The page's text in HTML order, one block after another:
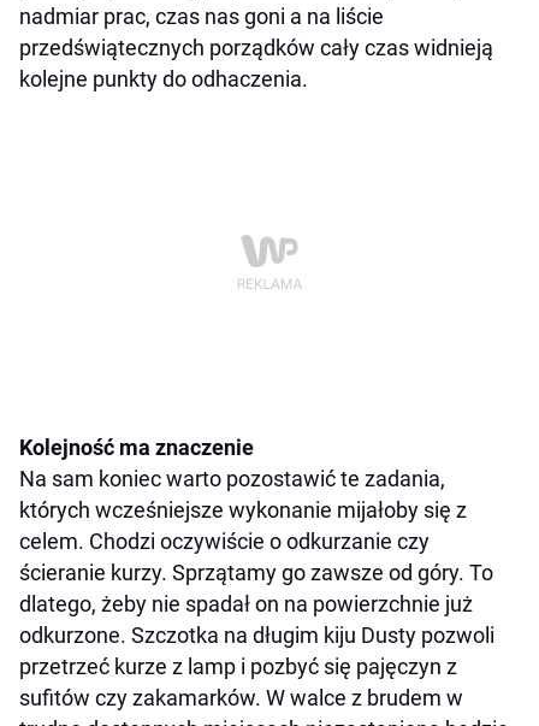
nadmiar prac, czas nas goni a na liście
przedświątecznych porządków cały czas widnieją
kolejne punkty do odhaczenia.
Kolejność ma znaczenie
Na sam koniec warto pozostawić te zadania,
których wcześniejsze wykonanie mijałoby się z
celem. Chodzi oczywiście o odkurzanie czy
ścieranie kurzy. Sprzątamy go zawsze od góry. To
dlatego, żeby nie spadał on na powierzchnie już
odkurzone. Szczotka na długim kiju Dusty pozwoli
przetrzeć kurze z lamp i pozbyć się pajęczyn z
sufitów czy zakamarków. W walce z brudem w